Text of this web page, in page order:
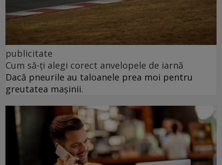
publicitate
Cum să-ți alegi corect anvelopele de iarnă
Dacă pneurile au taloanele prea moi pentru
greutatea mașinii.